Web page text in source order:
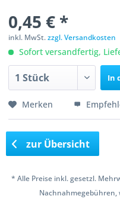
0,45 € *
inkl. MwSt.zzgl. Versandkosten
Sofort versandfertig,
In
Merken
zur Übersicht
* Alle Preise inkl. gesetzl.